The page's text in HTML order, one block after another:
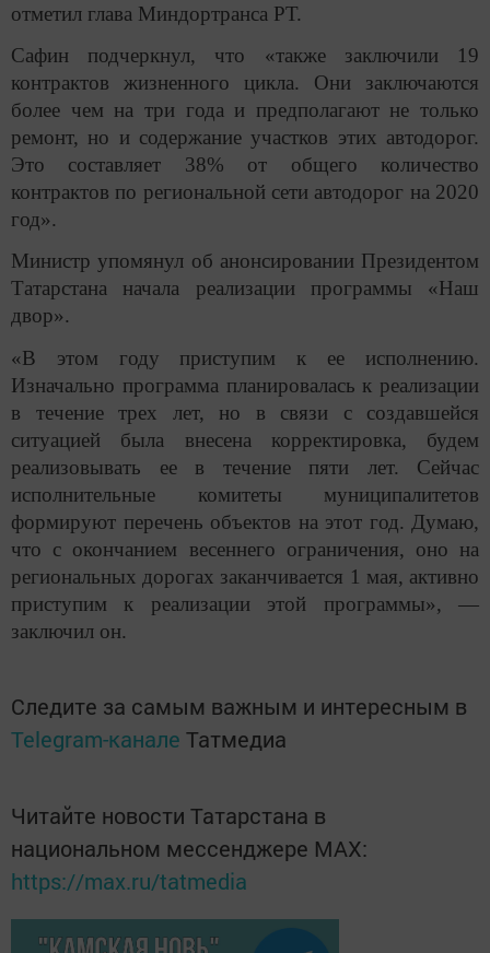
отметил глава Миндортранса РТ.
Сафин подчеркнул, что «также заключили 19
контрактов жизненного цикла. Они заключаются
более чем на три года и предполагают не только
ремонт, но и содержание участков этих автодорог.
Это составляет 38% от общего количество
контрактов по региональной сети автодорог на 2020
год».
Министр упомянул об анонсировании Президентом
Татарстана начала реализации программы «Наш
двор».
«В этом году приступим к ее исполнению.
Изначально программа планировалась к реализации
в течение трех лет, но в связи с создавшейся
ситуацией была внесена корректировка, будем
реализовывать ее в течение пяти лет. Сейчас
исполнительные комитеты муниципалитетов
формируют перечень объектов на этот год. Думаю,
что с окончанием весеннего ограничения, оно на
региональных дорогах заканчивается 1 мая, активно
приступим к реализации этой программы», —
заключил он.
Следите за самым важным и интересным в
Telegram-канале Татмедиа
Читайте новости Татарстана в
национальном мессенджере MАХ:
https://max.ru/tatmedia